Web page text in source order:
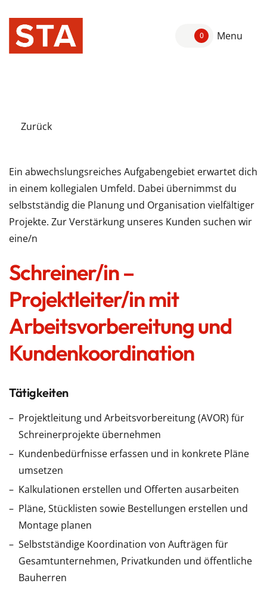
0 Menu
Zurück
Ein abwechslungsreiches Aufgabengebiet erwartet dich
in einem kollegialen Umfeld. Dabei übernimmst du
selbstständig die Planung und Organisation vielfältiger
Projekte. Zur Verstärkung unseres Kunden suchen wir
eine/n
Schreiner/in –
Projektleiter/in mit
Arbeitsvorbereitung und
Kundenkoordination
Tätigkeiten
Projektleitung und Arbeitsvorbereitung (AVOR) für
Schreinerprojekte übernehmen
Kundenbedürfnisse erfassen und in konkrete Pläne
umsetzen
Kalkulationen erstellen und Offerten ausarbeiten
Pläne, Stücklisten sowie Bestellungen erstellen und
Montage planen
Selbstständige Koordination von Aufträgen für
Gesamtunternehmen, Privatkunden und öffentliche
Bauherren